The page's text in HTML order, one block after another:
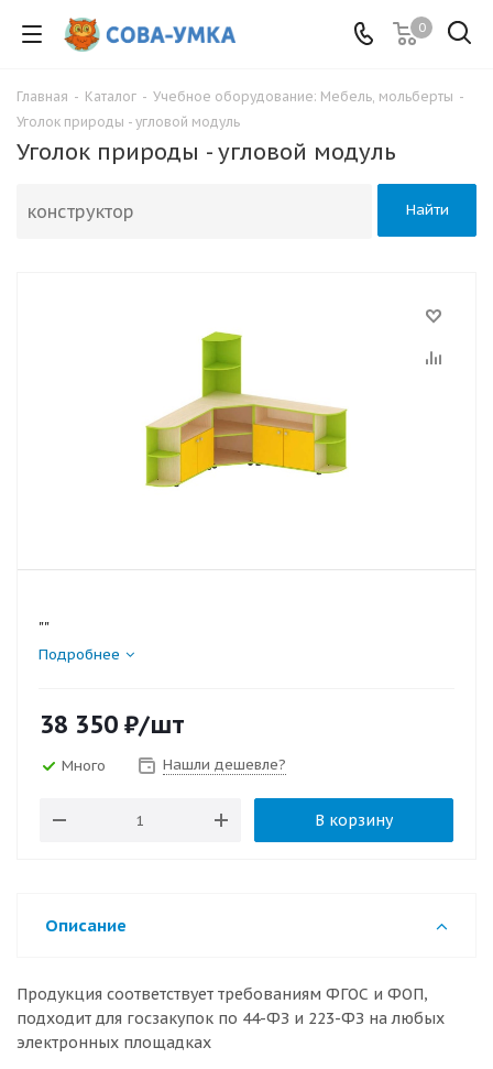
0
Главная - Каталог - Учебное оборудование: Мебель, мольберты -
Уголок природы - угловой модуль
Уголок природы - угловой модуль
Найти
""
Подробнее
38 350 ₽/шт
Много Нашли дешевле?
В корзину
Описание
Продукция соответствует требованиям ФГОС и ФОП,
подходит для госзакупок по 44-ФЗ и 223-ФЗ на любых
электронных площадках